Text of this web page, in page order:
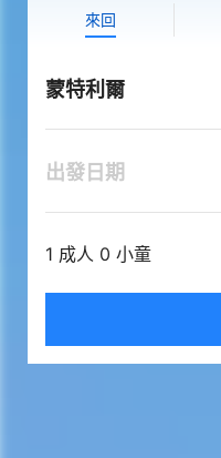
來回
蒙特利爾
出發日期
1 成人 0 小童